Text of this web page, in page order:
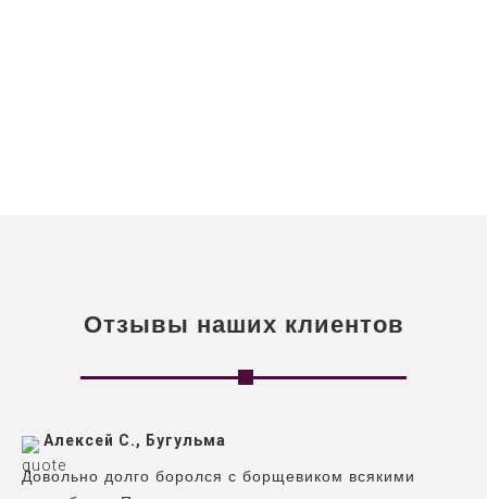
Отзывы наших клиентов
Алексей С., Бугульма
Довольно долго боролся с борщевиком всякими